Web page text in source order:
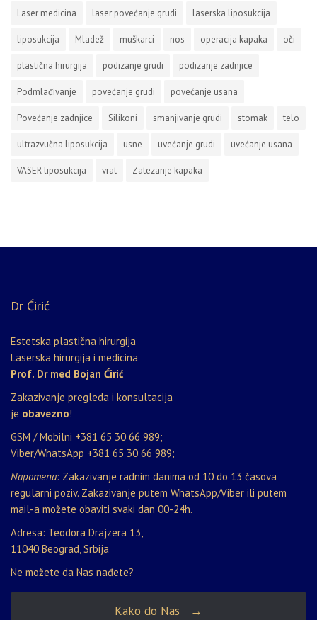
Laser medicina laser povećanje grudi laserska liposukcija
liposukcija Mladež muškarci nos operacija kapaka oči
plastična hirurgija podizanje grudi podizanje zadnjice
Podmlađivanje povećanje grudi povećanje usana
Povećanje zadnjice Silikoni smanjivanje grudi stomak telo
ultrazvučna liposukcija usne uvećanje grudi uvećanje usana
VASER liposukcija vrat Zatezanje kapaka
Dr Ćirić
Estetska plastična hirurgija
Laserska hirurgija i medicina
Prof. Dr med Bojan Ćirić
Zakazivanje pregleda i konsultacija
je obavezno!
GSM / Mobilni +381 65 30 66 989;
Viber/WhatsApp +381 65 30 66 989;
Napomena: Zakazivanje radnim danima od 10 do 13 časova
regularni poziv. Zakazivanje putem WhatsApp/Viber ili putem
mail-a možete obaviti svaki dan 00-24h.
Adresa: Teodora Drajzera 13,
11040 Beograd, Srbija
Ne možete da Nas nađete?
Kako do Nas →